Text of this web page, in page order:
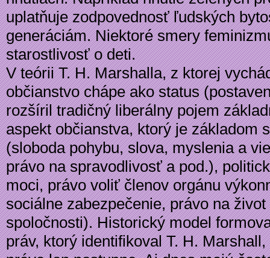
uplatňuje zodpovednosť ľudských
generáciám. Niektoré smery
starostlivosť o deti.
V teórii T. H. Marshalla, z ktorej
občianstvo chápe ako status
rozšíril tradičný liberálny pojem
aspekt občianstva, ktorý je základom
(sloboda pohybu, slova, myslenia a
právo na spravodlivosť a pod.),
moci, právo voliť členov orgánu
sociálne zabezpečenie, právo na
spoločnosti). Historický model
práv, ktorý identifikoval T. H.